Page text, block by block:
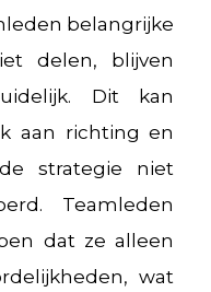
belangrijke
delen, blijven
Dit kan
aan richting en
strategie niet
Teamleden
dat ze alleen
wat